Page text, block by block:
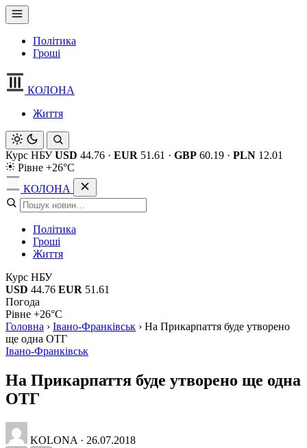
Політика
Гроші
КОЛОНА
Життя
Курс НБУ USD 44.76 · EUR 51.61 · GBP 60.19 · PLN 12.01
Рівне +26°C
КОЛОНА
Політика
Гроші
Життя
Курс НБУ
USD 44.76 EUR 51.61
Погода
Рівне +26°C
Головна › Івано-Франківськ › На Прикарпаття буде утворено
ще одна ОТГ
Івано-Франківськ
На Прикарпаття буде утворено ще одна
ОТГ
KOLONA · 26.07.2018